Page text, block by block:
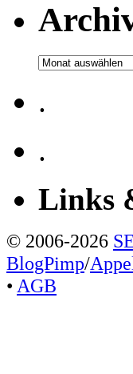
Archiv
.
.
Links
© 2006-2026
BlogPimp/
• AGB